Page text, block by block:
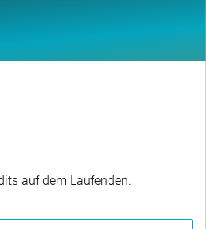
auf dem Laufenden.